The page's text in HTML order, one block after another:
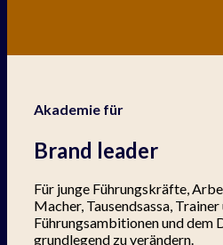
Akademie für
Brand leader
Für junge Führungskräfte,
Macher, Tausendsassa,
Führungsambitionen und dem
grundlegend zu verändern.